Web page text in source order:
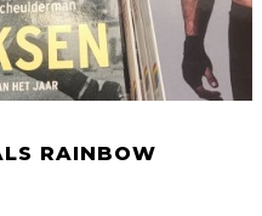
RAINBOW